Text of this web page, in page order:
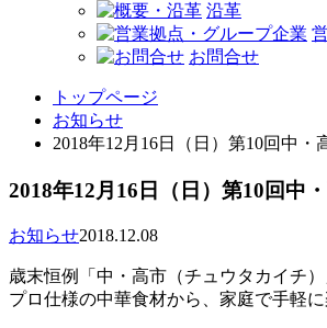
沿革
お問合せ
トップページ
お知らせ
2018年12月16日（日）第10回中
2018年12月16日（日）第10回中
お知らせ2018.12.08
歳末恒例「中・高市（チュウタカイチ
プロ仕様の中華食材から、家庭で手軽